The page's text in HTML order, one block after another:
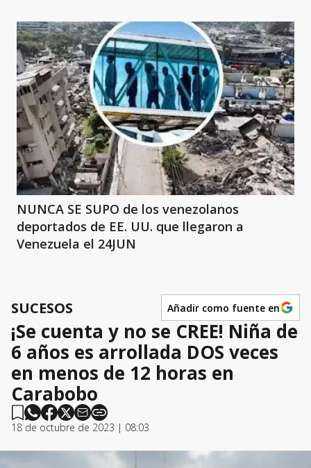
NUNCA SE SUPO de los venezolanos
deportados de EE. UU. que llegaron a
Venezuela el 24JUN
SUCESOS Añadir como fuente en
¡Se cuenta y no se CREE! Niña de
6 años es arrollada DOS veces
en menos de 12 horas en
Carabobo
18 de octubre de 2023 | 08:03